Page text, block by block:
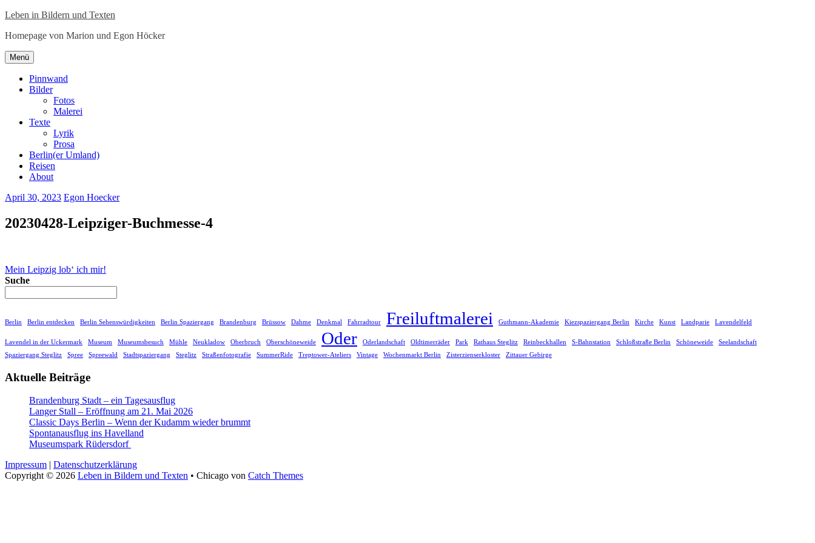
Zum
springen
Leben in Bildern und Texten
Homepage von Marion und Egon Höcker
Menü Zum
Inhalt
springen
Pinnwand
Bilder
Fotos
Malerei
Texte
Lyrik
Prosa
Berlin(er Umland)
Reisen
About
April 30, 2023 Egon Hoecker
20230428-Leipziger-Buchmesse-4
Beitragsnavigation
Mein Leipzig lob‘ ich mir!
Suche
Berlin Berlin entdecken Berlin Sehenswürdigkeiten Berlin Spaziergang Brandenburg Brüssow Dahme Denkmal Fahrradtour Freiluftmalerei Guthmann-Akademie Kiezspaziergang Berlin Kirche Kunst Landparie Lavendelfeld
Lavendel in der Uckermark Museum Museumsbesuch Mühle Neukladow Oberbruch Oberschöneweide Oder Oderlandschaft Oldtimerräder Park Rathaus Steglitz Reinbeckhallen S-Bahnstation Schloßstraße Berlin Schöneweide
Seelandschaft
Spaziergang Steglitz
Spree Spreewald Stadtspaziergang Steglitz Straßenfotografie SummerRide Treptower-Ateliers Vintage Wochenmarkt Berlin Zisterzienserkloster Zittauer Gebirge
Aktuelle Beiträge
Brandenburg Stadt – ein Tagesausflug
Langer Stall – Eröffnung am 21. Mai 2026
Classic Days Berlin – Wenn der Kudamm wieder brummt
Spontanausflug ins Havelland
Museumspark Rüdersdorf
Impressum | Datenschutzerklärung
Copyright © 2026 Leben in Bildern und Texten • Chicago von Catch Themes